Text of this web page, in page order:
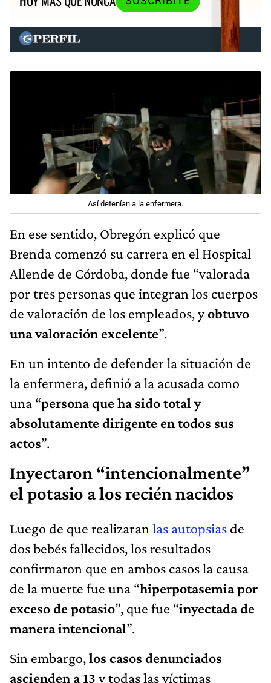
Así detenían a la enfermera.
En ese sentido, Obregón explicó que
Brenda comenzó su carrera en el Hospital
Allende de Córdoba, donde fue “valorada
por tres personas que integran los cuerpos
de valoración de los empleados, yobtuvo
una valoración excelente”.
En un intento de defender la situación de
la enfermera, definió a la acusada como
una “persona que ha sido total y
absolutamente dirigente en todos sus
actos”.
Inyectaron “intencionalmente”
el potasio a los recién nacidos
Luego de que realizaran las autopsias de
dos bebés fallecidos, los resultados
confirmaron que en ambos casos la causa
de la muerte fue una “hiperpotasemia por
exceso de potasio”, que fue “inyectada de
manera intencional”.
Sin embargo,los casos denunciados
ascienden a 13 y todas las víctimas